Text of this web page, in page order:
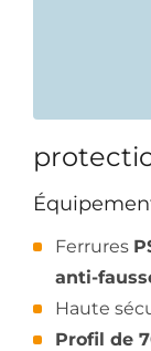
Ferrures
anti-
Haute
Profil de